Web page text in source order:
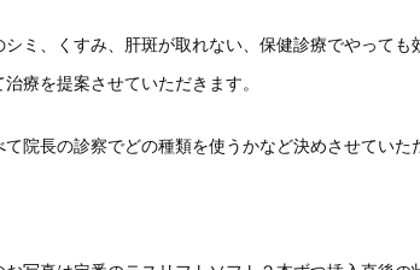
シミ、くすみ、肝斑が取れない、保健診療でやって
治療を提案させていただきます。
て院長の診察でどの種類を使うかなど決めさせていた